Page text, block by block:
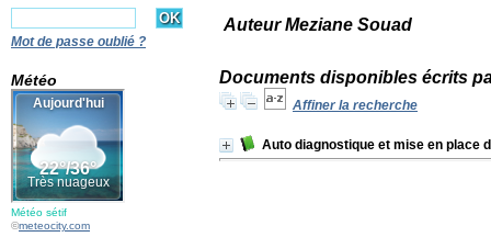
Auteur Meziane Souad
Documents disponibles écrits
Affiner la recherche
Auto diagnostique et mise en place
Mot de passe oublié ?
Météo
Météo sétif
©meteocity.com